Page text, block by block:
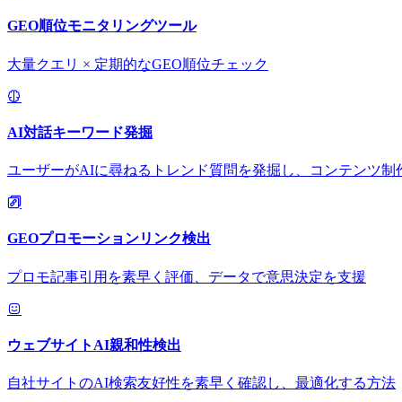
GEO順位モニタリングツール
大量クエリ × 定期的なGEO順位チェック
AI対話キーワード発掘
ユーザーがAIに尋ねるトレンド質問を発掘し、コンテンツ制
GEOプロモーションリンク検出
プロモ記事引用を素早く評価、データで意思決定を支援
ウェブサイトAI親和性検出
自社サイトのAI検索友好性を素早く確認し、最適化する方法